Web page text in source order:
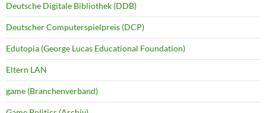
Deutsche Digitale Bibliothek (DDB)
Deutscher Computerspielpreis (DCP)
Edutopia (George Lucas Educational Foundation)
Eltern LAN
game (Branchenverband)